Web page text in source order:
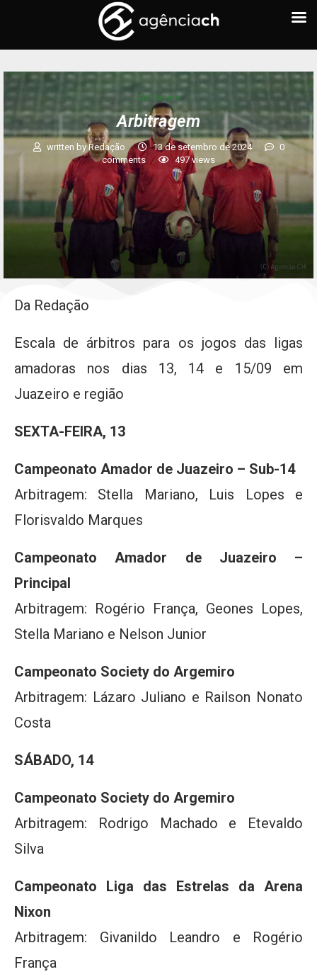
Arbitragem
Arbitragem
written byRedação 13 de setembro de 2024
0
comments
497views
Da Redação
Escala de árbitros para os jogos das ligas
amadoras nos dias 13, 14 e 15/09 em
Juazeiro e região
SEXTA-FEIRA, 13
Campeonato Amador de Juazeiro – Sub-14
Arbitragem: Stella Mariano, Luis Lopes e
Florisvaldo Marques
Campeonato Amador de Juazeiro –
Principal
Arbitragem: Rogério França, Geones Lopes,
Stella Mariano e Nelson Junior
Campeonato Society do Argemiro
Arbitragem: Lázaro Juliano e Railson Nonato
Costa
SÁBADO, 14
Campeonato Society do Argemiro
Arbitragem: Rodrigo Machado e Etevaldo
Silva
Campeonato Liga das Estrelas da Arena
Nixon
Arbitragem: Givanildo Leandro e Rogério
França